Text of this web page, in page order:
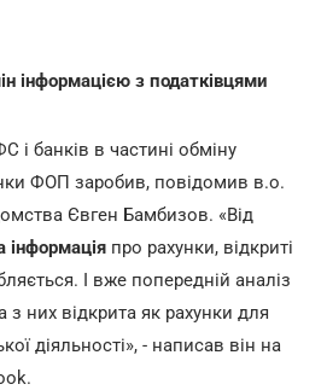
інформацією з податківцями
і банків в частині обміну
ФОП заробив, повідомив в.о.
Євген Бамбизов. «Від
про рахунки, відкриті
І вже попередній аналіз
з них відкрита як рахунки для
діяльності», - написав він на